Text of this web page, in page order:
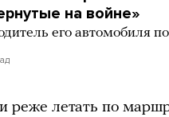
на войне»
его автомобиля
реже летать по